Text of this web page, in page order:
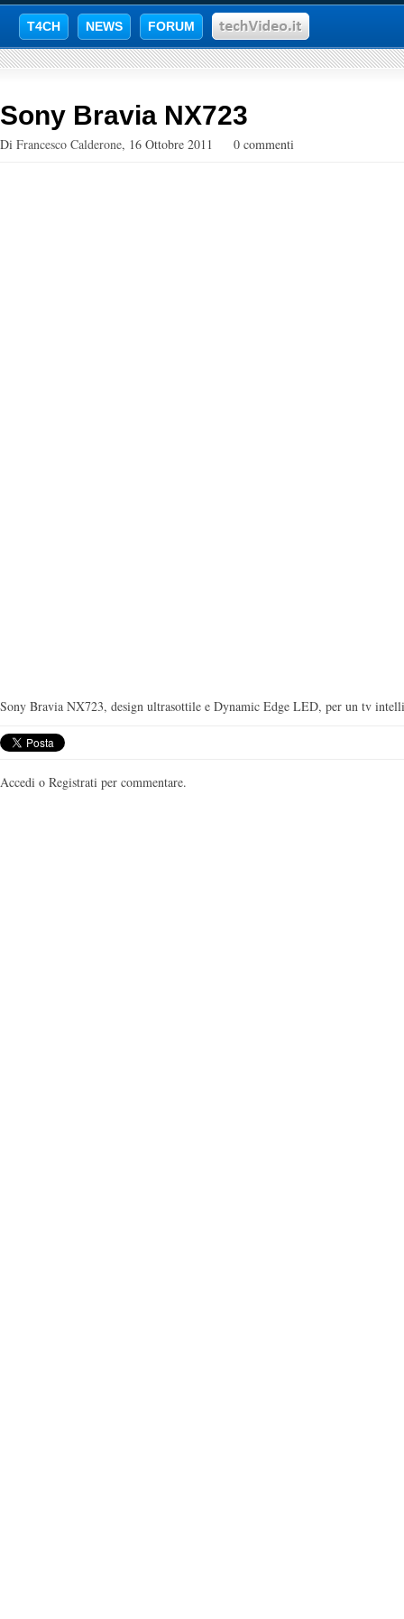
T4CH NEWS FORUM
Sony Bravia NX723
Di Francesco Calderone, 16 Ottobre 2011 0 commenti
Sony Bravia NX723, design ultrasottile e Dynamic Edge LED, per un tv
Accedi o Registrati per commentare.